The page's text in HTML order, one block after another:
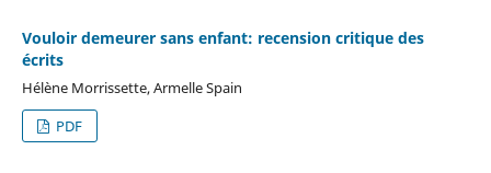
Vouloir demeurer sans enfant: recension critique des
écrits
Hélène Morrissette, Armelle Spain
PDF